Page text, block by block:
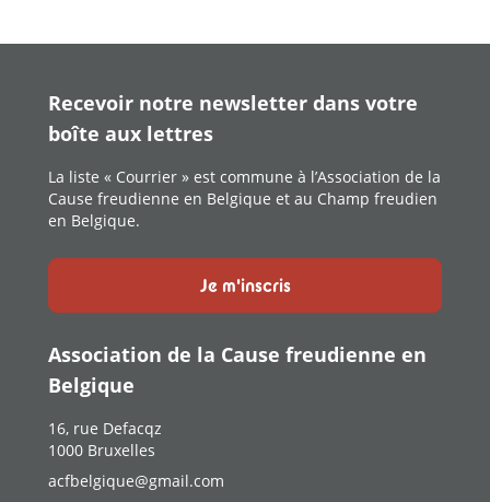
Recevoir notre newsletter dans votre
boîte aux lettres
La liste « Courrier » est commune à l’Association de la
Cause freudienne en Belgique et au Champ freudien
en Belgique.
Je m'inscris
Association de la Cause freudienne en
Belgique
16, rue Defacqz
1000 Bruxelles
acfbelgique@gmail.com